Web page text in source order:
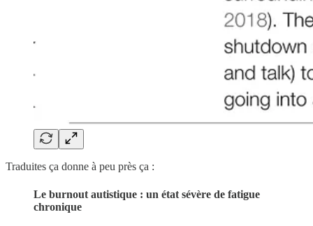
Traduites ça donne à peu près ça :
Le burnout autistique : un état sévère de fatigue
chronique